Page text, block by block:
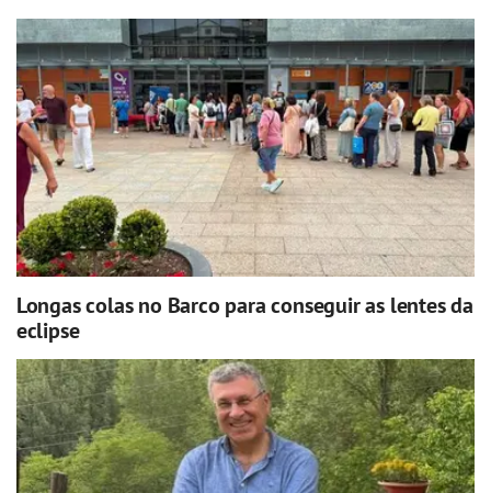
Longas colas no Barco para conseguir as lentes da
eclipse